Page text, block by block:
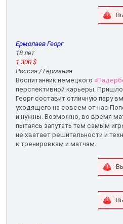
Ермолаев Георг
18 лет
1 300 $
Россия / Германия
Воспитанник немецкого
перспективной карьеры.
Георг составит отличную пару
уходящего на совсем от нас
и нужны. Возможно, во время
пытаясь запутать тем самым
не хватает решительности и
к тренировкам и матчам.